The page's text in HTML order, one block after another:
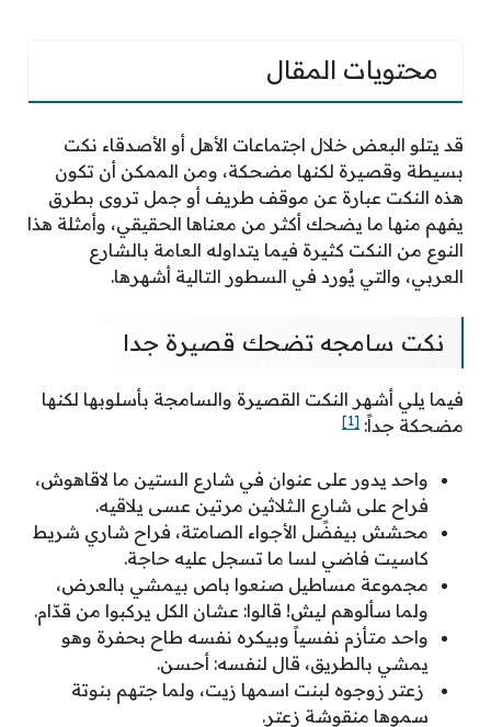
محتويات المقال
قد يتلو البعض خلال اجتماعات الأهل أو الأصدقاء نكت
بسيطة وقصيرة لكنها مضحكة، ومن الممكن أن تكون
هذه النكت عبارة عن موقف طريف أو جمل تروى بطرق
يفهم منها ما يضحك أكثر من معناها الحقيقي، وأمثلة هذا
النوع من النكت كثيرة فيما يتداوله العامة بالشارع
العربي، والتي يُورد في السطور التالية أشهرها.
نكت سامجه تضحك قصيرة جدا
فيما يلي أشهر النكت القصيرة والسامجة بأسلوبها لكنها
مضحكة جداً: [1]
واحد يدور على عنوان في شارع الستين ما لاقاهوش،
فراح على شارع الـثلاثين مرتين عسى يلاقيه.
محشش بيفضًل الأجواء الصامتة، فراح شاري شريط
كاسيت فاضي لسا ما تسجل عليه حاجة.
مجموعة مساطيل صنعوا باص بيمشي بالعرض،
ولما سألوهم ليش! قالوا: عشان الكل يركبوا من قدّام.
واحد متأزم نفسياً وبيكره نفسه طاح بحفرة وهو
يمشي بالطريق، قال لنفسه: أحسن.
زعتر زوجوه لبنت اسمها زيت، ولما جتهم بنوتة
سموها منقوشة زعتر.